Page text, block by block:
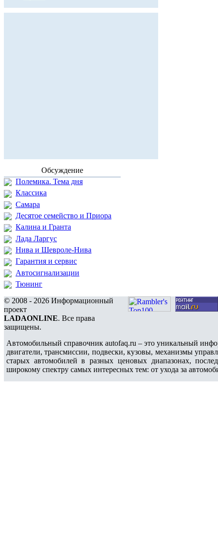
Обсуждение
Полемика. Тема дня
Классика
Самара
Десятое семейство и Приора
Калина и Гранта
Лада Ларгус
Нива и Шевроле-Нива
Гарантия и сервис
Автосигнализации
Тюнинг
© 2008 - 2026 Информационный
проект
LADAONLINE. Все права
защищены.
Автомобильный справочник autofaq.ru – это уникальный
двигатели, трансмиссии, подвески, кузовы, механизмы
старых автомобилей в разных ценовых диапазонах,
широкому спектру самых интересных тем: от ухода за